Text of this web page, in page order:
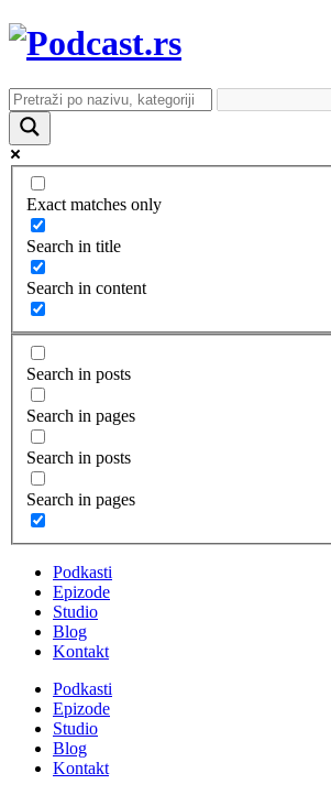
Exact matches only
Search in title
Search in content
Search in posts
Search in pages
Search in posts
Search in pages
Podkasti
Epizode
Studio
Blog
Kontakt
Podkasti
Epizode
Studio
Blog
Kontakt